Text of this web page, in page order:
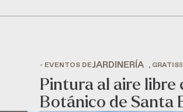
- EVENTOS DEJARDINERÍA , GRATIS
Pintura al aire libre
Botánico de Santa